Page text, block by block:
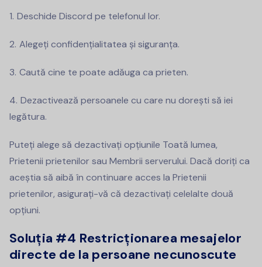
Deschide Discord pe telefonul lor.
Alegeți confidențialitatea și siguranța.
Caută cine te poate adăuga ca prieten.
Dezactivează persoanele cu care nu dorești să iei
legătura.
Puteți alege să dezactivați opțiunile Toată lumea,
Prietenii prietenilor sau Membrii serverului. Dacă doriți ca
aceștia să aibă în continuare acces la Prietenii
prietenilor, asigurați-vă că dezactivați celelalte două
opțiuni.
Soluția #4 Restricționarea mesajelor
directe de la persoane necunoscute